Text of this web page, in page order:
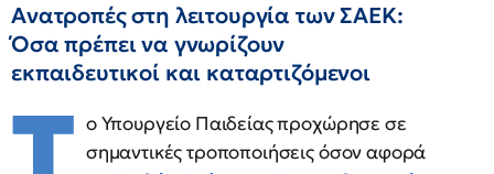
Ανατροπές στη λειτουργία των ΣΑΕΚ:
Όσα πρέπει να γνωρίζουν
εκπαιδευτικοί και καταρτιζόμενοι
ο Υπουργείο Παιδείας προχώρησε σε
σημαντικές τροποποιήσεις όσον αφορά